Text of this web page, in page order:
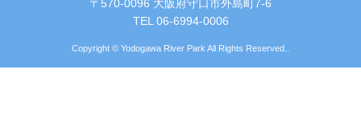
〒570-0096 大阪府守口市外島町7-6
TEL 06-6994-0006
Copyright © Yodogawa River Park All Rights Reserved..